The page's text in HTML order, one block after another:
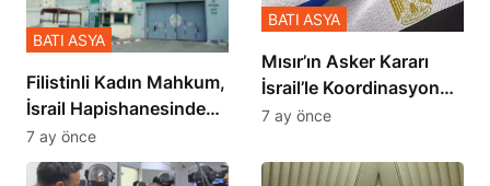
Filistinli Kadın Mahkum,
İsrail Hapishanesindeki
Zulmü Anlattı
BATI ASYA
7 ay önce
Mısır’ın Asker Kararı
İsrail’le Koordinasyon
İçinde Gerçekleşmiş
BATI ASYA
7 ay önce